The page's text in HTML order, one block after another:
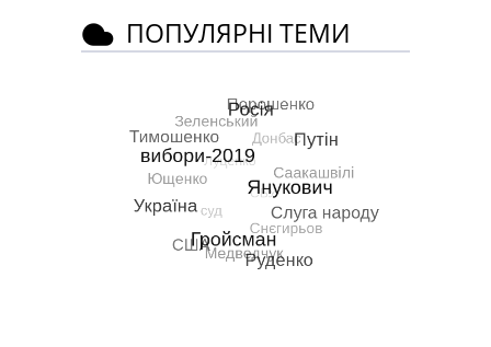
ПОПУЛЯРНІ ТЕМИ